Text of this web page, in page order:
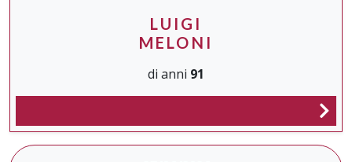
LUIGI
MELONI
di anni 91